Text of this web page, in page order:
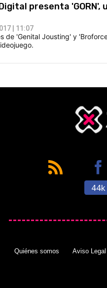
presenta 'GORN',
| 11:07
de 'Genital Jousting' y
44k
Quiénes somos Aviso Legal